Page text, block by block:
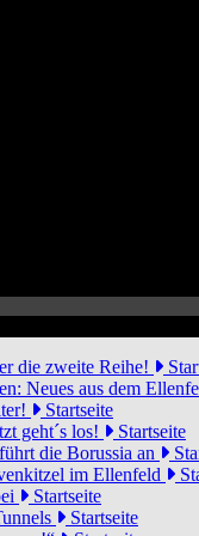
die zweite Reihe!
Neues aus dem
Startseite
geht´s los!
Startseite
die Borussia an
im Ellenfeld
Startseite
Startseite